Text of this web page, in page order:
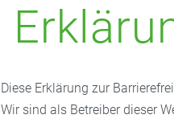
Diese Erklärung zur
Wir sind als Betreiber dieser